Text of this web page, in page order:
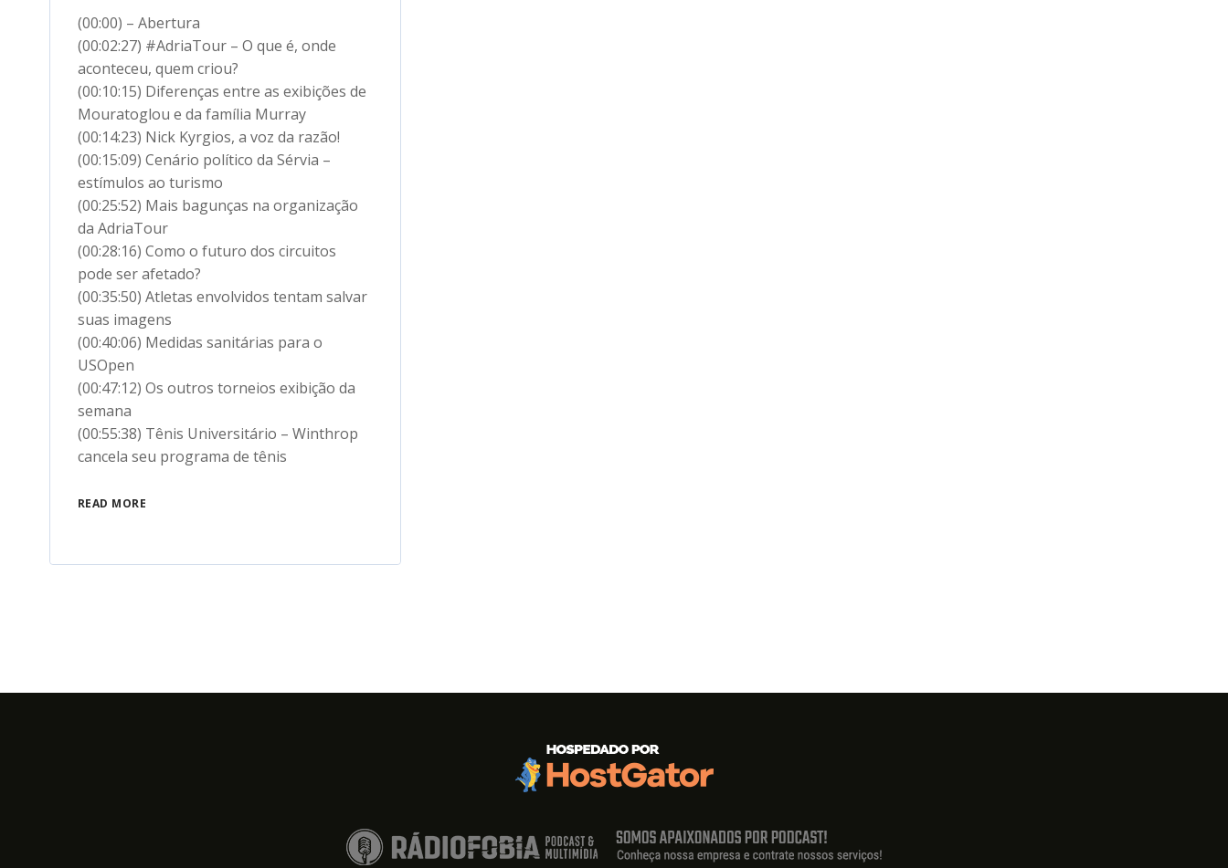
(00:00) – Abertura
(00:02:27) #AdriaTour – O que é, onde
aconteceu, quem criou?
(00:10:15) Diferenças entre as exibições de
Mouratoglou e da família Murray
(00:14:23) Nick Kyrgios, a voz da razão!
(00:15:09) Cenário político da Sérvia –
estímulos ao turismo
(00:25:52) Mais bagunças na organização
da AdriaTour
(00:28:16) Como o futuro dos circuitos
pode ser afetado?
(00:35:50) Atletas envolvidos tentam salvar
suas imagens
(00:40:06) Medidas sanitárias para o
USOpen
(00:47:12) Os outros torneios exibição da
semana
(00:55:38) Tênis Universitário – Winthrop
cancela seu programa de tênis
READ MORE